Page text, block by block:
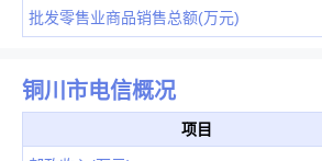
批发零售业商品销售总额(万元)
铜川市电信概况
项目